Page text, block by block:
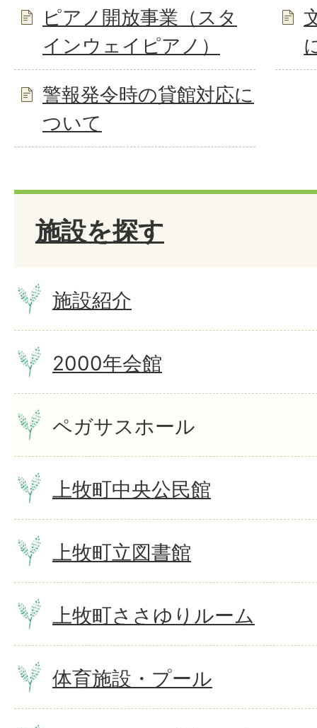
ピアノ開放事業（スタ
インウェイピアノ）
警報発令時の貸館対応に
ついて
施設を探す
施設紹介
2000年会館
ペガサスホール
上牧町中央公民館
上牧町立図書館
上牧町ささゆりルーム
体育施設・プール